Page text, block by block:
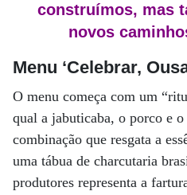
construímos, mas
novos
Menu ‘Celebrar,
O menu começa com um
qual a jabuticaba, o porco e
combinação que resgata a
uma tábua de charcutaria
produtores representa a